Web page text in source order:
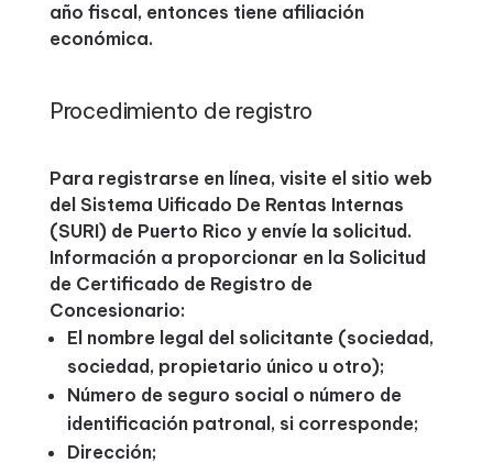
año fiscal, entonces tiene afiliación
económica.
Procedimiento de registro
Para registrarse en línea, visite el sitio web
del Sistema Uificado De Rentas Internas
(SURI) de Puerto Rico y envíe la solicitud.
Información a proporcionar en la Solicitud
de Certificado de Registro de
Concesionario:
El nombre legal del solicitante (sociedad,
sociedad, propietario único u otro);
Número de seguro social o número de
identificación patronal, si corresponde;
Dirección;